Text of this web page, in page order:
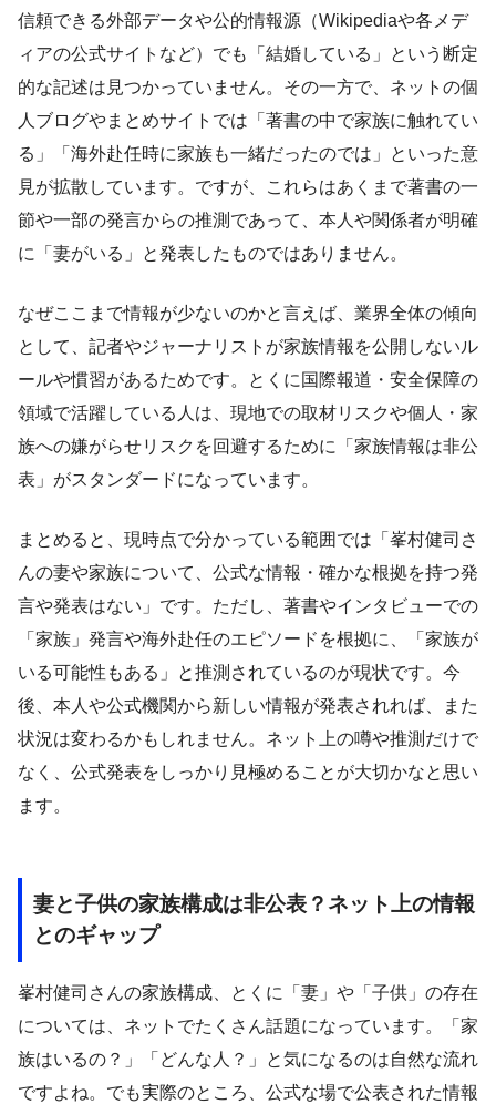
信頼できる外部データや公的情報源（Wikipediaや各メデ
ィアの公式サイトなど）でも「結婚している」という断定
的な記述は見つかっていません。その一方で、ネットの個
人ブログやまとめサイトでは「著書の中で家族に触れてい
る」「海外赴任時に家族も一緒だったのでは」といった意
見が拡散しています。ですが、これらはあくまで著書の一
節や一部の発言からの推測であって、本人や関係者が明確
に「妻がいる」と発表したものではありません。
なぜここまで情報が少ないのかと言えば、業界全体の傾向
として、記者やジャーナリストが家族情報を公開しないル
ールや慣習があるためです。とくに国際報道・安全保障の
領域で活躍している人は、現地での取材リスクや個人・家
族への嫌がらせリスクを回避するために「家族情報は非公
表」がスタンダードになっています。
まとめると、現時点で分かっている範囲では「峯村健司さ
んの妻や家族について、公式な情報・確かな根拠を持つ発
言や発表はない」です。ただし、著書やインタビューでの
「家族」発言や海外赴任のエピソードを根拠に、「家族が
いる可能性もある」と推測されているのが現状です。今
後、本人や公式機関から新しい情報が発表されれば、また
状況は変わるかもしれません。ネット上の噂や推測だけで
なく、公式発表をしっかり見極めることが大切かなと思い
ます。
妻と子供の家族構成は非公表？ネット上の情報
とのギャップ
峯村健司さんの家族構成、とくに「妻」や「子供」の存在
については、ネットでたくさん話題になっています。「家
族はいるの？」「どんな人？」と気になるのは自然な流れ
ですよね。でも実際のところ、公式な場で公表された情報